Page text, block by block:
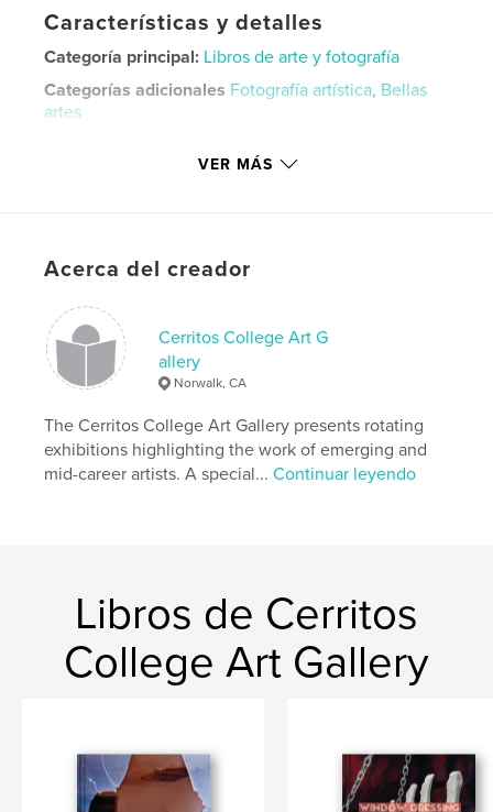
Características y detalles
Categoría principal: Libros de arte y fotografía
Categorías adicionales Fotografía artística, Bellas
artes
Palabras clave
painting
VER MÁS
Acerca del creador
Cerritos College Art G
allery
Norwalk, CA
The Cerritos College Art Gallery presents rotating
exhibitions highlighting the work of emerging and
mid-career artists. A special...Continuar leyendo
Libros de Cerritos
College Art Gallery